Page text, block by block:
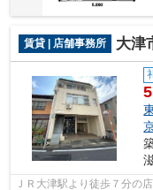
賃貸 | 店舗事務所 大津
ＪＲ大津駅より徒歩７分の